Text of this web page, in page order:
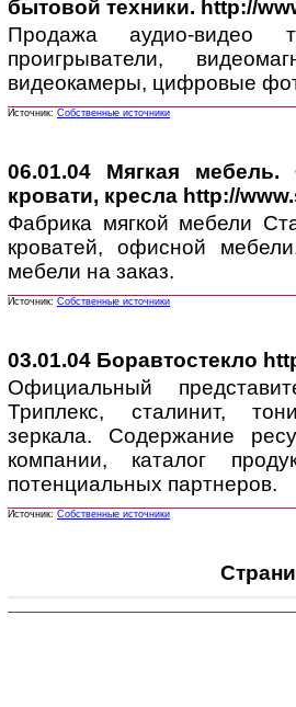
бытовой техники. http://
Продажа аудио-видео
проигрыватели,
видеокамеры, цифровые
Источник: Собственные источники
06.01.04 Мягкая мебель.
кровати, кресла http://
Фабрика мягкой мебели
кроватей, офисной
мебели на заказ.
Источник: Собственные источники
03.01.04 Боравтостекло
Официальный
Триплекс, сталинит,
зеркала. Содержание
компании, каталог
потенциальных партнеров.
Источник: Собственные источники